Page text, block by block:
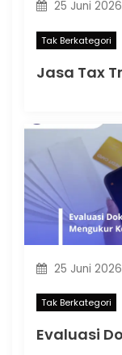
25 Juni 2026
Tak Berkategori
25 Juni 2026
Tak Berkategori